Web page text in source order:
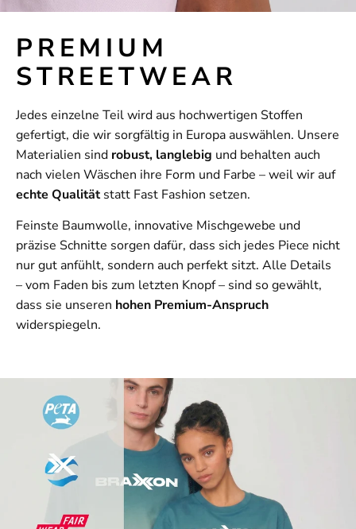
PREMIUM
STREETWEAR
Jedes einzelne Teil wird aus hochwertigen Stoffen
gefertigt, die wir sorgfältig in Europa auswählen. Unsere
Materialien sind robust, langlebig und behalten auch
nach vielen Wäschen ihre Form und Farbe – weil wir auf
echte Qualitätstatt Fast Fashion setzen.
Feinste Baumwolle, innovative Mischgewebe und
präzise Schnitte sorgen dafür, dass sich jedes Piece nicht
nur gut anfühlt, sondern auch perfekt sitzt. Alle Details
– vom Faden bis zum letzten Knopf – sind so gewählt,
dass sie unseren hohen Premium-Anspruch
widerspiegeln.